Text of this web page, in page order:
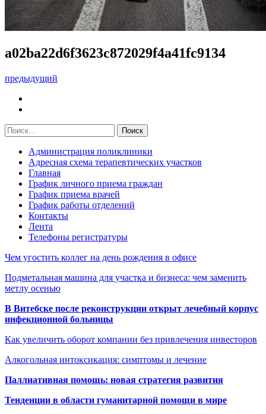
a02ba22d6f3623c872029f4a41fc9134
предыдущий
Администрация поликлиники
Адресная схема терапевтических участков
Главная
График личного приема граждан
График приема врачей
График работы отделений
Контакты
Лента
Телефоны регистратуры
Чем угостить коллег на день рождения в офисе
Подметальная машина для участка и бизнеса: чем заменить
метлу осенью
В Витебске после реконструкции открыт лечебный корпус
инфекционной больницы
Как увеличить оборот компании без привлечения инвесторов
Алкогольная интоксикация: симптомы и лечение
Паллиативная помощь: новая стратегия развития
Тенденции в области гуманитарной помощи в мире